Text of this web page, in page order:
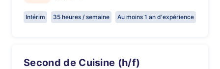
Intérim 35 heures / semaine Au moins 1 an d'expérience
Second de Cuisine (h/f)